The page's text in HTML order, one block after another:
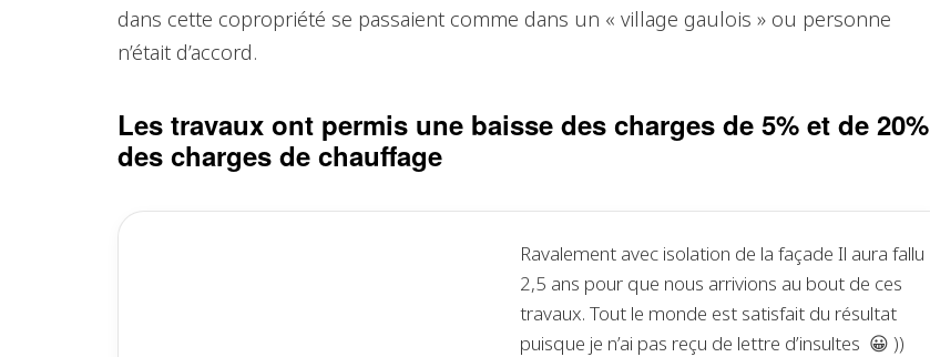
dans cette copropriété se passaient comme dans un « village gaulois » ou personne
n’était d’accord.
Les travaux ont permis une baisse des charges de 5% et de 20%
des charges de chauffage
Ravalement avec isolation de la façade Il aura fallu
2,5 ans pour que nous arrivions au bout de ces
travaux. Tout le monde est satisfait du résultat
puisque je n’ai pas reçu de lettre d’insultes 😀 ))